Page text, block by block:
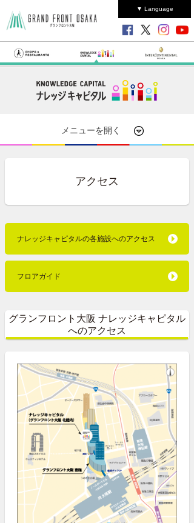
▼ Language
メニューを開く
アクセス
ナレッジキャピタルの各施設へのアクセス
フロアガイド
グランフロント大阪 ナレッジキャピタル
へのアクセス